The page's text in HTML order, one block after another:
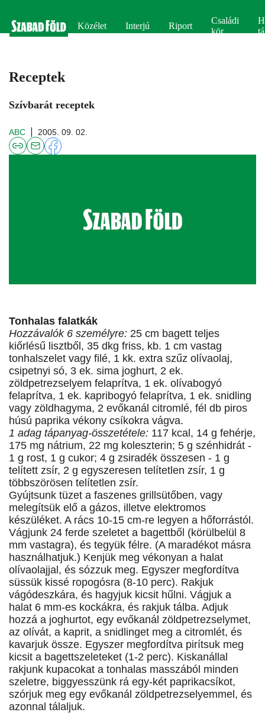
Közélet Interjú Riport
Családi
kör
Receptek
Szívbarát receptek
ABC 2005. 09. 02.
Tonhalas falatkák
Hozzávalók 6 személyre: 25 cm bagett teljes
kiőrlésű lisztből, 35 dkg friss, kb. 1 cm vastag
tonhalszelet vagy filé, 1 kk. extra szűz olívaolaj,
csipetnyi só, 3 ek. sima joghurt, 2 ek.
zöldpetrezselyem felaprítva, 1 ek. olívabogyó
felaprítva, 1 ek. kapribogyó felaprítva, 1 ek. snidling
vagy zöldhagyma, 2 evőkanál citromlé, fél db piros
húsú paprika vékony csíkokra vágva.
1 adag tápanyag-összetétele: 117 kcal, 14 g fehérje,
175 mg nátrium, 22 mg koleszterin; 5 g szénhidrát -
1 g rost, 1 g cukor; 4 g zsiradék összesen - 1 g
telített zsír, 2 g egyszeresen telítetlen zsír, 1 g
többszörösen telítetlen zsír.
Gyújtsunk tüzet a faszenes grillsütőben, vagy
melegítsük elő a gázos, illetve elektromos
készüléket. A rács 10-15 cm-re legyen a hőforrástól.
Vágjunk 24 ferde szeletet a bagettből (körülbelül 8
mm vastagra), és tegyük félre. (A maradékot másra
használhatjuk.) Kenjük meg vékonyan a halat
olívaolajjal, és sózzuk meg. Egyszer megfordítva
süssük kissé ropogósra (8-10 perc). Rakjuk
vágódeszkára, és hagyjuk kicsit hűlni. Vágjuk a
halat 6 mm-es kockákra, és rakjuk tálba. Adjuk
hozzá a joghurtot, egy evőkanál zöldpetrezselymet,
az olívát, a kaprit, a snidlinget meg a citromlét, és
kavarjuk össze. Egyszer megfordítva pirítsuk meg
kicsit a bagettszeleteket (1-2 perc). Kiskanállal
rakjunk kupacokat a tonhalas masszából minden
szeletre, biggyesszünk rá egy-két paprikacsíkot,
szórjuk meg egy evőkanál zöldpetrezselyemmel, és
azonnal tálaljuk.